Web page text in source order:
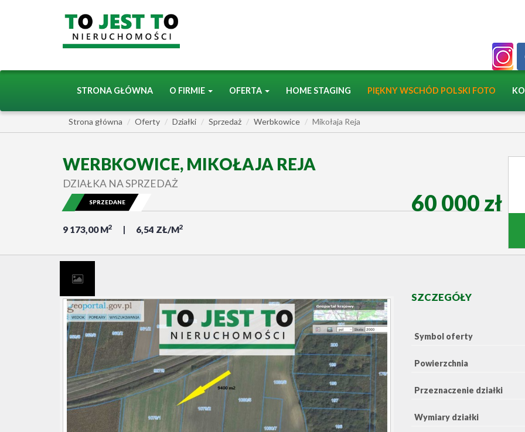
STRONA GŁÓWNA O FIRMIE OFERTA HOME STAGING PIĘKNY WSCHÓD POLSKI FOTO
Strona główna Oferty Działki Sprzedaż Werbkowice Mikołaja Reja
WERBKOWICE, MIKOŁAJA REJA
DZIAŁKA NA SPRZEDAŻ
9 173,00 M2 6,54 ZŁ/M2
60 000 zł
SPRZEDANE
SZCZEGÓŁY
Symbol oferty
Powierzchnia
Przeznaczenie działki
Wymiary działki